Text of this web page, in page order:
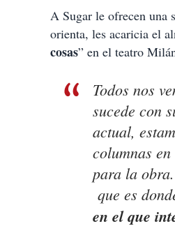
A Sugar le ofrecen una
orienta, les acaricia el
cosas” en el teatro
Todos nos
sucede con
actual,
columnas
para la
que es
en el que